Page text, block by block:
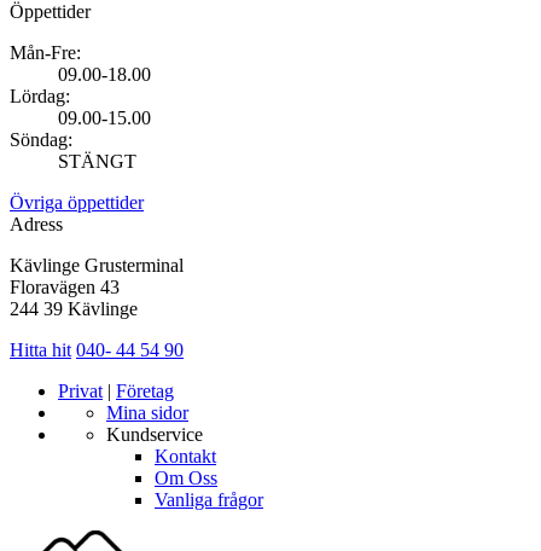
Öppettider
Mån-Fre:
09.00-18.00
Lördag:
09.00-15.00
Söndag:
STÄNGT
Övriga öppettider
Adress
Kävlinge Grusterminal
Floravägen 43
244 39 Kävlinge
Hitta hit 040- 44 54 90
Privat | Företag
Mina sidor
Kundservice
Kontakt
Om Oss
Vanliga frågor